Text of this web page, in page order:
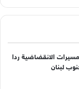
ن
ت
ق
الانقضاضية ردا
لبنان